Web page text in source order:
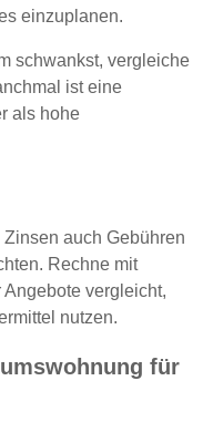
einzuplanen.
schwankst, vergleiche
ist eine
als hohe
auch Gebühren
Rechne mit
vergleicht,
nutzen.
für